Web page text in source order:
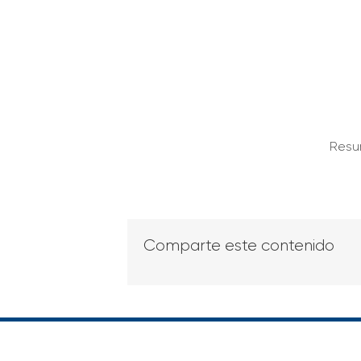
Comparte este contenido